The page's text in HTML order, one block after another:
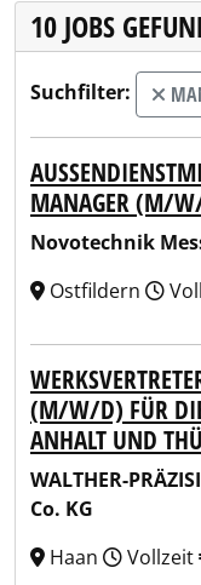
10 JOBS
Suchfilter:
ANAGER (M/
Novotechnik
Ostfildern
M/W/D) FÜR DIE
NHALT UND
WALTHER-
Co. KG
Haan
Vollzeit